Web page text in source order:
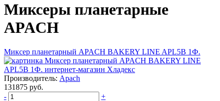
Миксеры планетарные
APACH
Миксер планетарный APACH BAKERY LINE APL5B 1Ф.
Производитель: Apach
131875 руб.
-
+